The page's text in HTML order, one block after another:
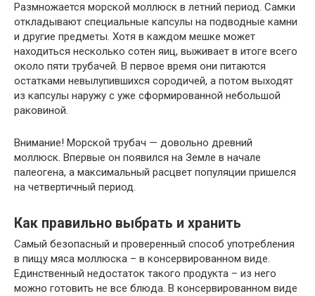
Размножается морской моллюск в летний период. Самки
откладывают специальные капсулы на подводные камни
и другие предметы. Хотя в каждом мешке может
находиться несколько сотен яиц, выживает в итоге всего
около пяти трубачей. В первое время они питаются
остатками невылупившихся сородичей, а потом выходят
из капсулы наружу с уже сформированной небольшой
раковиной.
Внимание! Морской трубач — довольно древний
моллюск. Впервые он появился на Земле в начале
палеогена, а максимальный расцвет популяции пришелся
на четвертичный период.
Как правильно выбрать и хранить
Самый безопасный и проверенный способ употребления
в пищу мяса моллюска – в консервированном виде.
Единственный недостаток такого продукта – из него
можно готовить не все блюда. В консервированном виде